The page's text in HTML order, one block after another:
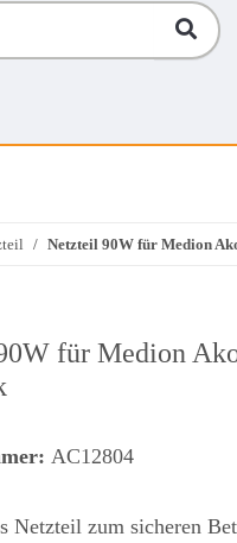
Netzteil 90W für Medion
für Medion
AC12804
Netzteil zum sicheren